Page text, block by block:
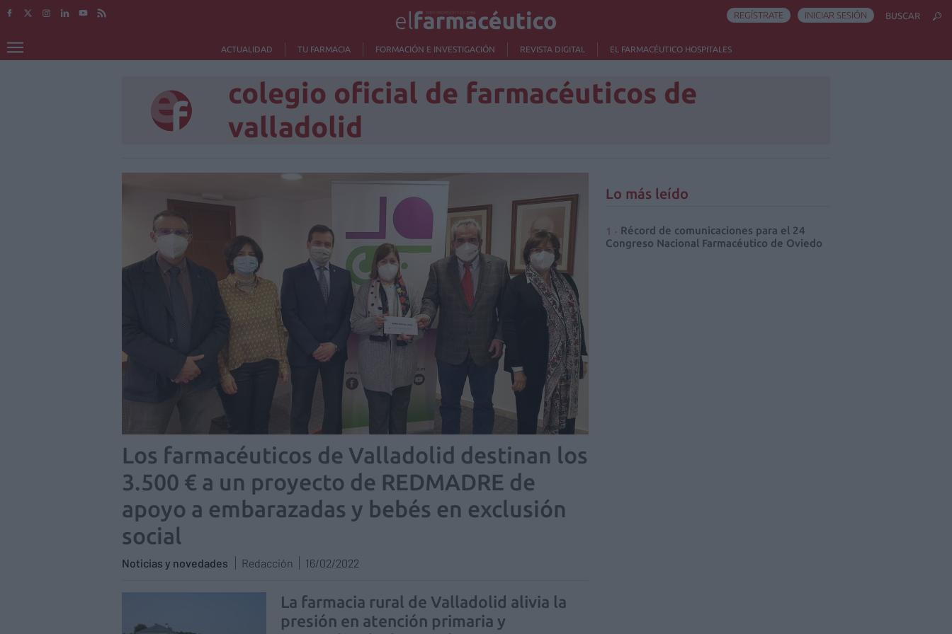
ACTUALIDAD TU FARMACIA FORMACIÓN E INVESTIGACIÓN REVISTA DIGITAL EL FARMACÉUTICO HOSPITALES
REGÍSTRATE INICIAR SESIÓN BUSCAR
colegio oficial de farmacéuticos de
valladolid
Los farmacéuticos de Valladolid destinan los
3.500 € a un proyecto de REDMADRE de
apoyo a embarazadas y bebés en exclusión
social
Noticias y novedades Redacción 16/02/2022
La farmacia rural de Valladolid alivia la
presión en atención primaria y
Lo más leído
Récord de comunicaciones para el 24
Congreso Nacional Farmacéutico de Oviedo